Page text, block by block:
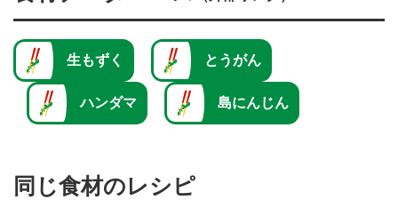
生もずく とうがん
ハンダマ 島にんじん
同じ食材のレシピ